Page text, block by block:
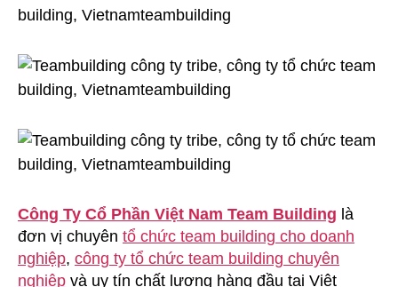
Công Ty Cổ Phần Việt Nam Team Building là
đơn vị chuyên tổ chức team building cho doanh
nghiệp, công ty tổ chức team building chuyên
nghiệp và uy tín chất lượng hàng đầu tại Việt